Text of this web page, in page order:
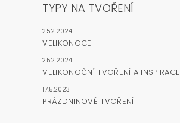
TYPY NA TVOŘENÍ
25.2.2024
VELIKONOCE
25.2.2024
VELIKONOČNÍ TVOŘENÍ A INSPIRACE
17.5.2023
PRÁZDNINOVÉ TVOŘENÍ